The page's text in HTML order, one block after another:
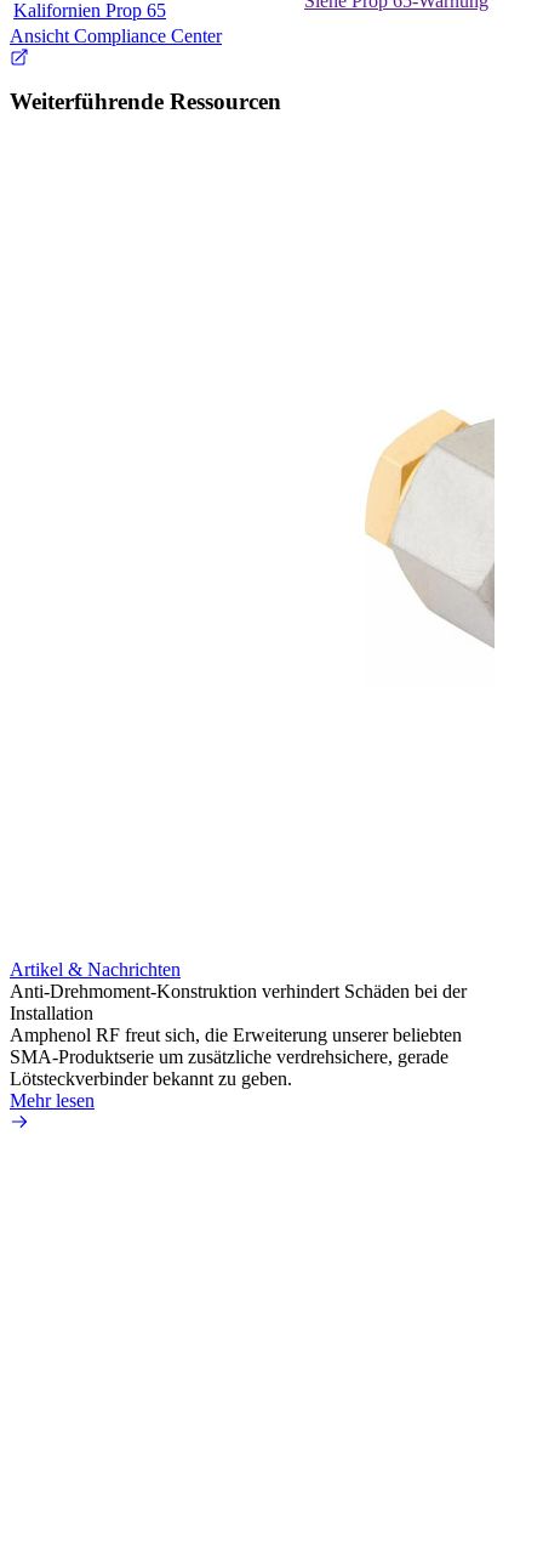
Kalifornien Prop 65
Ansicht Compliance Center
Weiterführende Ressourcen
Artikel & Nachrichten
Anti-Drehmoment-Konstruktion verhindert Schäden bei der
Installation
Amphenol RF freut sich, die Erweiterung unserer beliebten
SMA-Produktserie um zusätzliche verdrehsichere, gerade
Lötsteckverbinder bekannt zu geben.
Mehr lesen